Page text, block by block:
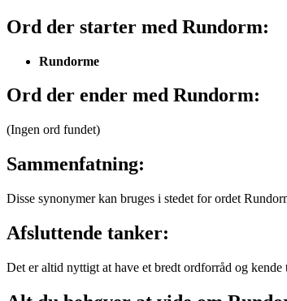
Ord der starter med Rundorm:
Rundorme
Ord der ender med Rundorm:
(Ingen ord fundet)
Sammenfatning:
Disse synonymer kan bruges i stedet for ordet
Afsluttende tanker:
Det er altid nyttigt at have et bredt ordforråd og